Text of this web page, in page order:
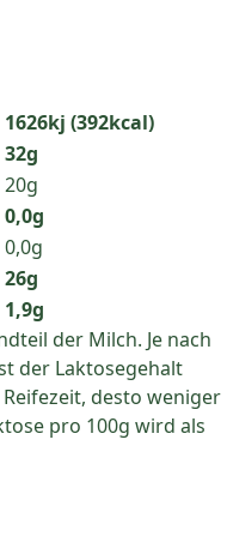
1626kj (392kcal)
32g
20g
0,0g
0,0g
26g
1,9g
der Milch. Je nach
der Laktosegehalt
desto weniger
pro 100g wird als